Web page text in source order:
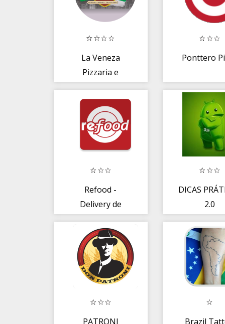
La Veneza
Pizzaria e
Ponttero
Refood -
Delivery de
DICAS
2.0
PATRONI Brazil